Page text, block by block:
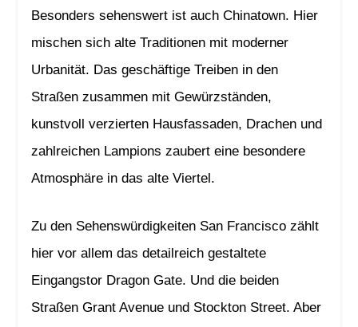
Besonders sehenswert ist auch Chinatown. Hier
mischen sich alte Traditionen mit moderner
Urbanität. Das geschäftige Treiben in den
Straßen zusammen mit Gewürzständen,
kunstvoll verzierten Hausfassaden, Drachen und
zahlreichen Lampions zaubert eine besondere
Atmosphäre in das alte Viertel.
Zu den Sehenswürdigkeiten San Francisco zählt
hier vor allem das detailreich gestaltete
Eingangstor Dragon Gate. Und die beiden
Straßen Grant Avenue und Stockton Street. Aber